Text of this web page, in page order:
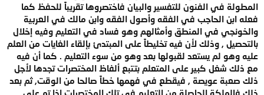
المطولة في الفنون للتفسير والبيان فاختصروها تقريباً للحفظ كما
فعله ابن الحاجب في الفقه وأصول الفقه وابن مالك في العربية
والخونجي في المنطق وأمثالهم وهو فساد في التعليم وفيه إخلال
بالتحصيل , وذلك لأن فيه تخليطاً على المبتدئ بإلقاء الغايات من العلم
عليه وهو لم يستعد لقبولها بعد وهو من سوء التعليم . كما أن فيه
مع ذلك شغل كبير على المتعلم بتتبع ألفاظ المختصرات تجدها لأجل
ذلك صعبة عويصة , فيقطع في فهمها خطاً صالحا من الوقت, ثم بعد
ذلك فالملكة الحاصلة من التعليم في تلك المختصرات إذا تم على